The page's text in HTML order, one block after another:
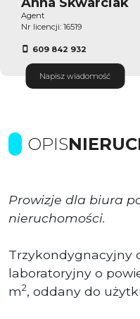
Agent
Nr licencji: 16519
609 842 932
Napisz wiadomość
OPIS
Prowizje dla biura
nieruchomości.
Trzykondygnacyjny
laboratoryjny o
m2, oddany do